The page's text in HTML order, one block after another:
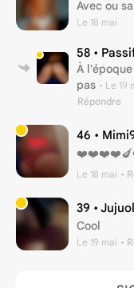
Avec ou
Le 18 mai
58 •
À
pas • Le 19
Répondre
46 •
Le 18 mai •
39 •
Cool
Le 19 mai •